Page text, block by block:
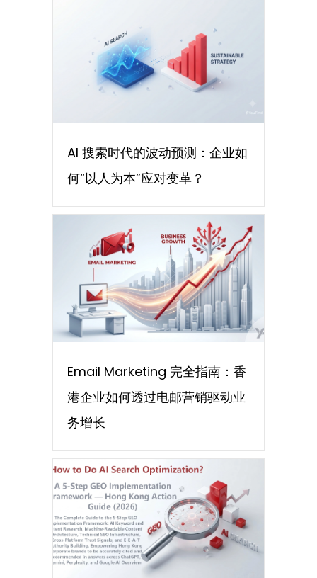
AI 搜索时代的波动预测：企业如
何“以人为本”应对变革？
Email Marketing 完全指南：香
港企业如何透过电邮营销驱动业
务增长